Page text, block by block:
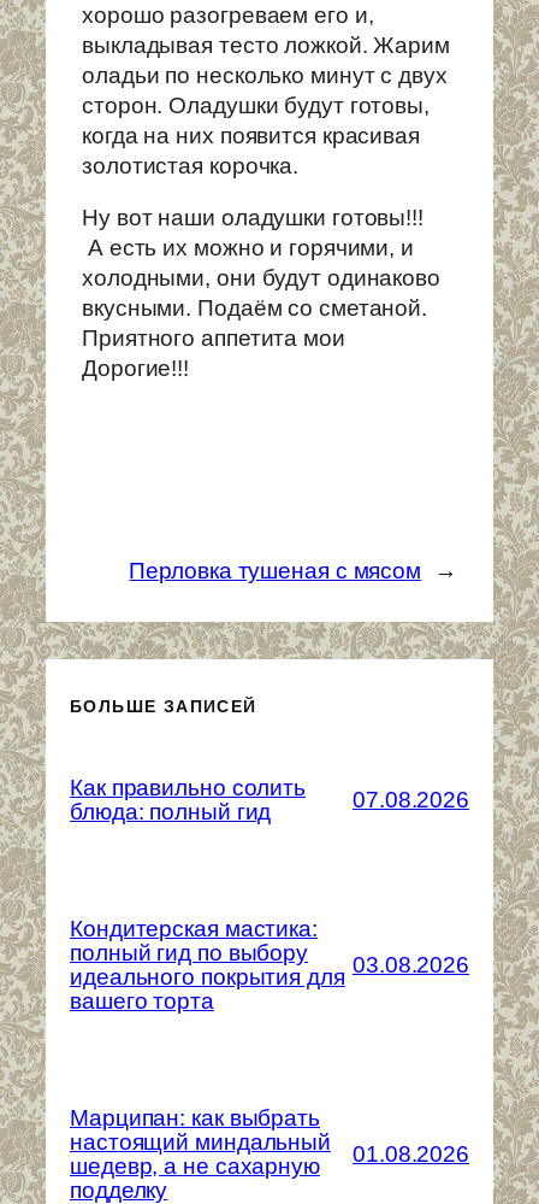
хорошо разогреваем его и,
выкладывая тесто ложкой. Жарим
оладьи по несколько минут с двух
сторон. Оладушки будут готовы,
когда на них появится красивая
золотистая корочка.
Ну вот наши оладушки готовы!!!
А есть их можно и горячими, и
холодными, они будут одинаково
вкусными. Подаём со сметаной.
Приятного аппетита мои
Дорогие!!!
Перловка тушеная с мясом →
БОЛЬШЕ ЗАПИСЕЙ
Как правильно солить
блюда: полный гид
07.08.2026
Кондитерская мастика:
полный гид по выбору
идеального покрытия для
вашего торта
03.08.2026
Марципан: как выбрать
настоящий миндальный
шедевр, а не сахарную
подделку
01.08.2026